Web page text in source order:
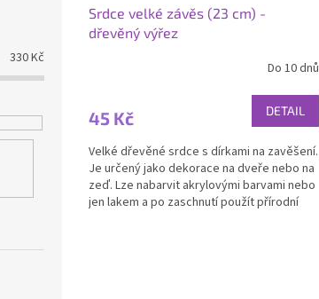
330Kč
Srdce velké závěs (23 cm) -
dřevěný výřez
Do 10 dnů
45 Kč DETAIL
Velké dřevěné srdce s dírkami na zavěšení.
Je určený jako dekorace na dveře nebo na
zeď. Lze nabarvit akrylovými barvami nebo
jen lakem a po zaschnutí použít přírodní